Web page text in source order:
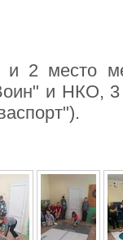
и 2 место
и НКО,